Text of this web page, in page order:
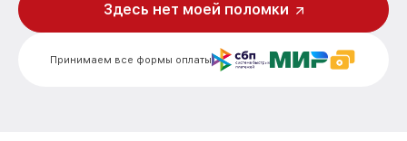
Замена шнура питания DG 2660 Miele
Замена панели управления DG 2660 Miele
Принимаем все формы оплаты
Здесь нет моей поломки